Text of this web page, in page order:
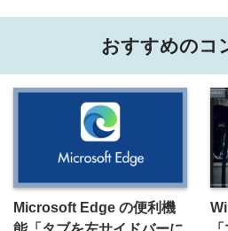
おすすめのコ
Microsoft Edge の便利機